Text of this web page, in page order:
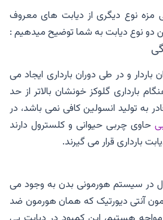
مزه نوع دیگری از دیابت های معروف
دو نوع دیابت به شما توضیح میدهیم :
باردار و در طی دوران بارداری ایجاد می
بارداری گلوکز خونشان بالاتر از حد
به تولید انسولین کافی نمی باشد، در
حاوی چربی حیوانی و کلسترول دارند
بارداری قرار می گیرند.
در سیستم هورمونی بدن به وجود می
آنتی دیورتیک که همان هورمون ضد